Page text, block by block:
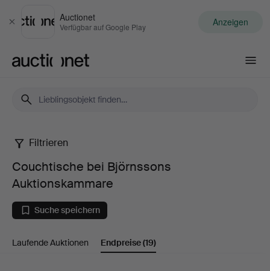
Schließen
Auctionet
Verfügbar auf Google Play Anzeigen
Couchtische
bei
Björnssons
Auktionskammare
Filtrieren
Couchtische bei Björnssons
Auktionskammare
Suche speichern
Laufende Auktionen Endpreise(19)